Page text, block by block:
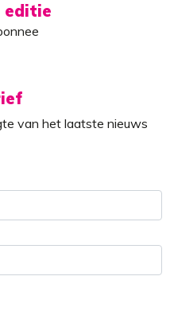
editie
van het laatste nieuws